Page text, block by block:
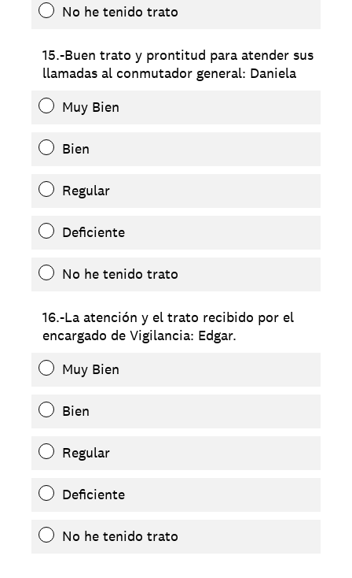
No he tenido trato
15.-Buen trato y prontitud para atender sus
llamadas al conmutador general: Daniela
Muy Bien
Bien
Regular
Deficiente
No he tenido trato
16.-La atención y el trato recibido por el
encargado de Vigilancia: Edgar.
Muy Bien
Bien
Regular
Deficiente
No he tenido trato